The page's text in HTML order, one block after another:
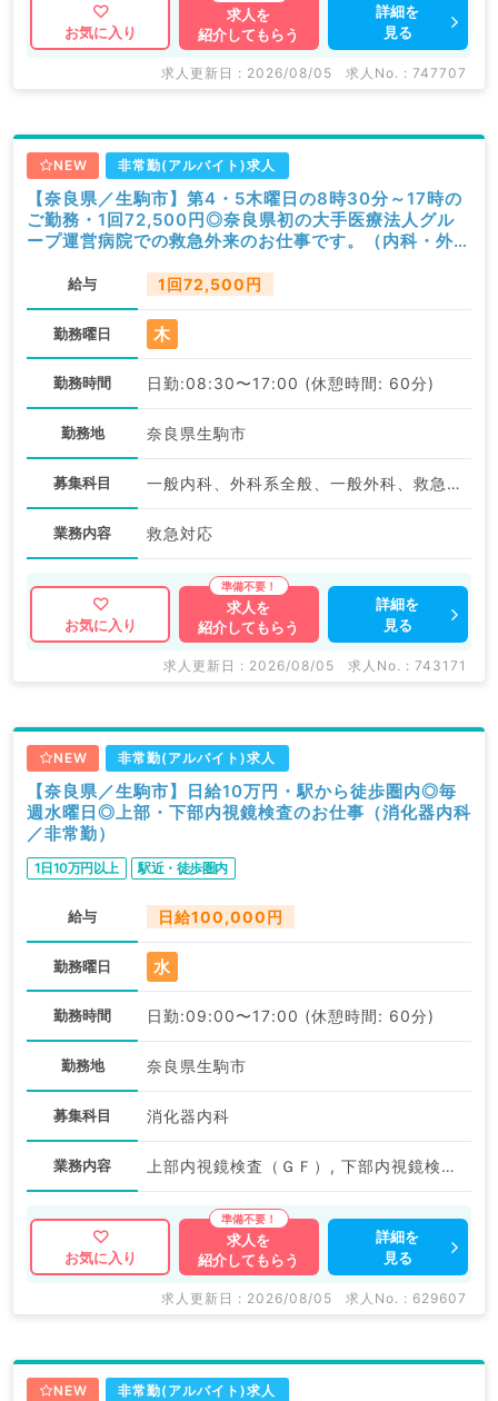
お気に入り
求人を
紹介してもらう
詳細を
見る
求人更新日 : 2026/08/05 求人No. : 747707
NEW 非常勤(アルバイト)求人
【奈良県／生駒市】第4・5木曜日の8時30分～17時の
ご勤務・1回72,500円◎奈良県初の大手医療法人グル
ープ運営病院での救急外来のお仕事です。（内科・外科
給与 1回72,500円
勤務曜日 木
勤務時間 日勤:08:30〜17:00 (休憩時間: 60分)
勤務地 奈良県生駒市
募集科目 一般内科、外科系全般、一般外科、救急科・ＩＣＵ
業務内容 救急対応
お気に入り
求人を
紹介してもらう
詳細を
見る
求人更新日 : 2026/08/05 求人No. : 743171
NEW 非常勤(アルバイト)求人
【奈良県／生駒市】日給10万円・駅から徒歩圏内◎毎
週水曜日◎上部・下部内視鏡検査のお仕事（消化器内科
／非常勤）
1日10万円以上 駅近・徒歩圏内
給与 日給100,000円
勤務曜日 水
勤務時間 日勤:09:00〜17:00 (休憩時間: 60分)
勤務地 奈良県生駒市
募集科目 消化器内科
業務内容 上部内視鏡検査（ＧＦ）, 下部内視鏡検査（ＣＦ）
お気に入り
求人を
紹介してもらう
詳細を
見る
求人更新日 : 2026/08/05 求人No. : 629607
NEW 非常勤(アルバイト)求人